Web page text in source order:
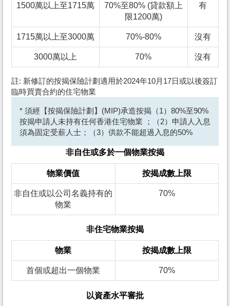
1500萬以上至1715萬
70%至80% (貸款額上
限1200萬)
有
1715萬以上至3000萬 70%-80% 沒有
3000萬以上 70% 沒有
註: 新修訂的按揭保險計劃適用於2024年10月17日或以後簽訂
臨時買賣合約的住宅物業
* 須經【按揭保險計劃】(MIP)承造按揭（1）80%至90%
按揭申請人未持有任何香港住宅物業 ；（2）申請人入息
須為固定受薪人士；（3）供款不能超過入息的50%
非自住或多於一個物業按揭
物業價值 按揭成數上限
非自住或以公司名義持有的
物業
70%
非住宅物業按揭
物業 按揭成數上限
首個或超出一個物業 70%
以資產水平審批